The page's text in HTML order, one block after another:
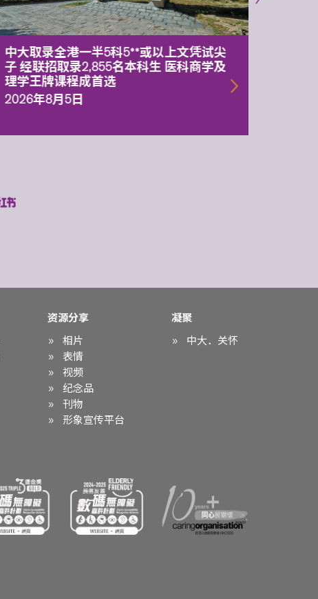
中大取录全港一半5科5**或以上文凭试尖
子 经联招取录2,855名本科生 医科商学及
理学王牌课程成首选
2026年8月5日
资源分享
相片
表情
视频
纪念品
刊物
形象宣传平台
凝聚
中大．关怀